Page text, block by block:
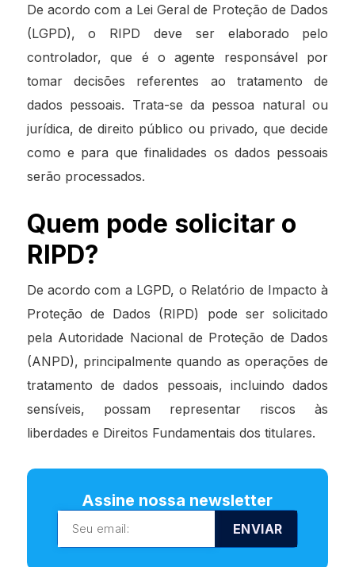
De acordo com a Lei Geral de Proteção de Dados
(LGPD), o RIPD deve ser elaborado pelo
controlador, que é o agente responsável por
tomar decisões referentes ao tratamento de
dados pessoais. Trata-se da pessoa natural ou
jurídica, de direito público ou privado, que decide
como e para que finalidades os dados pessoais
serão processados.
Quem pode solicitar o
RIPD?
De acordo com a LGPD, o Relatório de Impacto à
Proteção de Dados (RIPD) pode ser solicitado
pela Autoridade Nacional de Proteção de Dados
(ANPD), principalmente quando as operações de
tratamento de dados pessoais, incluindo dados
sensíveis, possam representar riscos às
liberdades e Direitos Fundamentais dos titulares.
Assine nossa newsletter
ENVIAR